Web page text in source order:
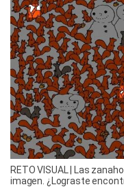
RETO VISUAL | Las
imagen. ¿Lograste